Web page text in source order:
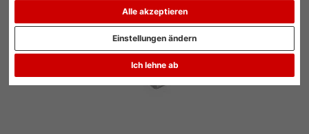
Alle akzeptieren
Ich lehne ab
Einstellungen ändern